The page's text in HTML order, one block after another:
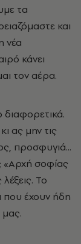
τα
και
νέα
κάνει
τον αέρα.
ας μην τις
προσφυγιά...
«Αρχή σοφίας
Το
έχουν ήδη